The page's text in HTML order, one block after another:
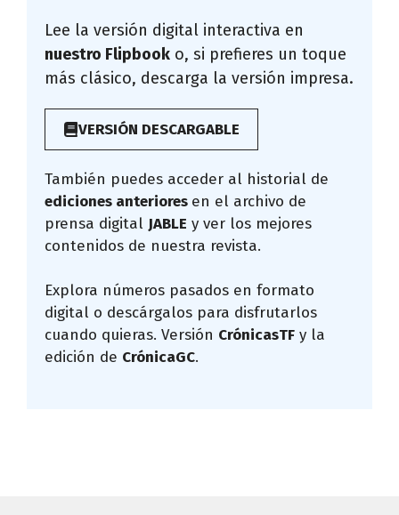
Lee la versión digital interactiva en
nuestro Flipbook o, si prefieres un toque
más clásico, descarga la versión impresa.
VERSIÓN DESCARGABLE
También puedes acceder al historial de
ediciones anteriores en el archivo de
prensa digital JABLE y ver los mejores
contenidos de nuestra revista.
Explora números pasados en formato
digital o descárgalos para disfrutarlos
cuando quieras. Versión CrónicasTF y la
edición de CrónicaGC.